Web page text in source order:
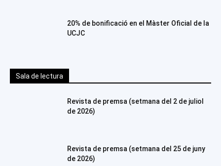
20% de bonificació en el Màster Oficial de la
UCJC
Sala de lectura
Revista de premsa (setmana del 2 de juliol
de 2026)
Revista de premsa (setmana del 25 de juny
de 2026)